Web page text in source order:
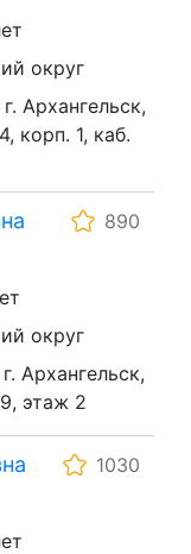
округ
Архангельск,
корп. 1, каб.
890
округ
Архангельск,
этаж 2
1030